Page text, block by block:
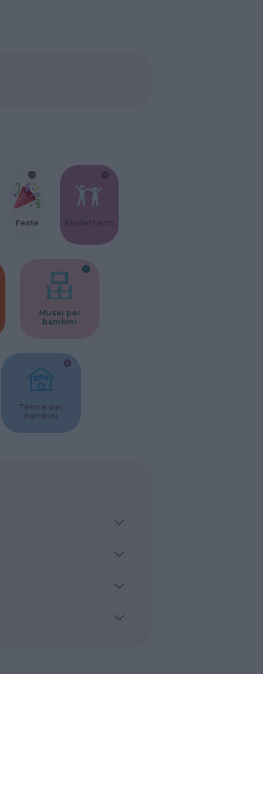
Feste Kinderheim
Musei per
bambini
Terme per
bambini